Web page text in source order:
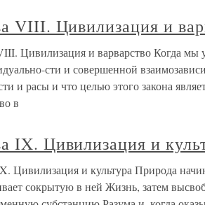
VIII. Цивилизация и
Цивилизация и варварство Когда
сти и совершенной
и расы и что целью этого закона
в
IX. Цивилизация и
Цивилизация и культура Природа
сокрытую в ней Жизнь, затем